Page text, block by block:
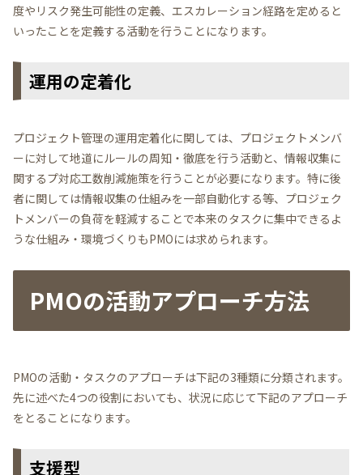
度やリスク発生可能性の定義、エスカレーション経路を定めると
いったことを定義する活動を行うことになります。
運用の定着化
プロジェクト管理の運用定着化に関しては、プロジェクトメンバ
ーに対して地道にルールの周知・徹底を行う活動と、情報収集に
関するプ対応工数削減施策を行うことが必要になります。特に後
者に関しては情報収集の仕組みを一部自動化する等、プロジェク
トメンバーの負荷を軽減することで本来のタスクに集中できるよ
うな仕組み・環境づくりもPMOには求められます。
PMOの活動アプローチ方法
PMOの活動・タスクのアプローチは下記の3種類に分類されます。
先に述べた4つの役割においても、状況に応じて下記のアプローチ
をとることになります。
支援型